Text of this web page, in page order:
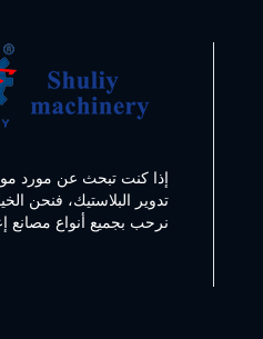
إذا كنت تبحث عن مورد
تدوير البلاستيك، فنحن
نرحب بجميع أنواع مصانع